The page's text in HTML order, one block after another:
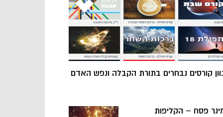
קורסים נבחרים בתורת הקבלה ונפש האדם
פסח – הקליפות